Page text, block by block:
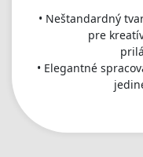
• Neštandardný
pre
• Elegantné